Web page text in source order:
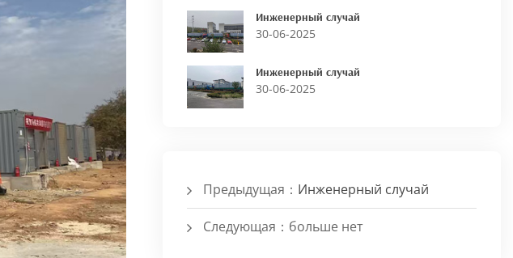
Инженерный случай
30-06-2025
Инженерный случай
30-06-2025
Предыдущая： Инженерный случай
Следующая：больше нет